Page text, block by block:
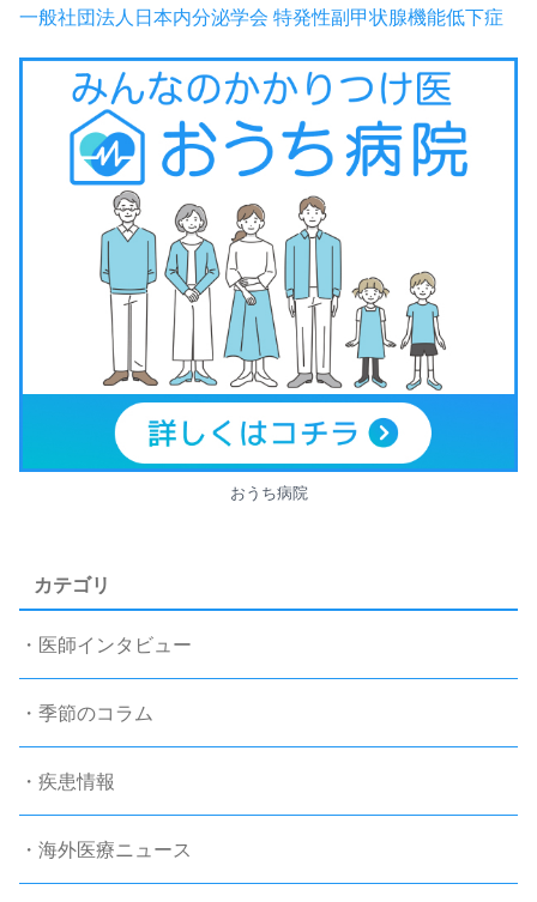
一般社団法人日本内分泌学会 特発性副甲状腺機能低下症
おうち病院
カテゴリ
・医師インタビュー
・季節のコラム
・疾患情報
・海外医療ニュース